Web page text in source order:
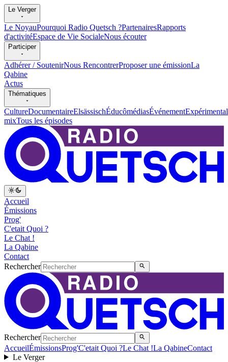
Le Verger
Le NoyauPourquoi Radio Quetsch ?PartenairesRapports
d'activitéEspace de Vie SocialeNous écouter
Participer
Adhérer / SoutenirNous RencontrerProposer une émissionLa
Qabine
Actus
Thématiques
CultureDocumentaireElsässischÉducômédiasÉvénementExpérimental
mixTous les épisodes
Accueil
Émissions
Prog'
C'etait Quoi ?
Le Chat !
La Qabine
Contact
Rechercher
Rechercher
AccueilÉmissionsProg'C'etait Quoi ?Le Chat !La QabineContact
Le Verger